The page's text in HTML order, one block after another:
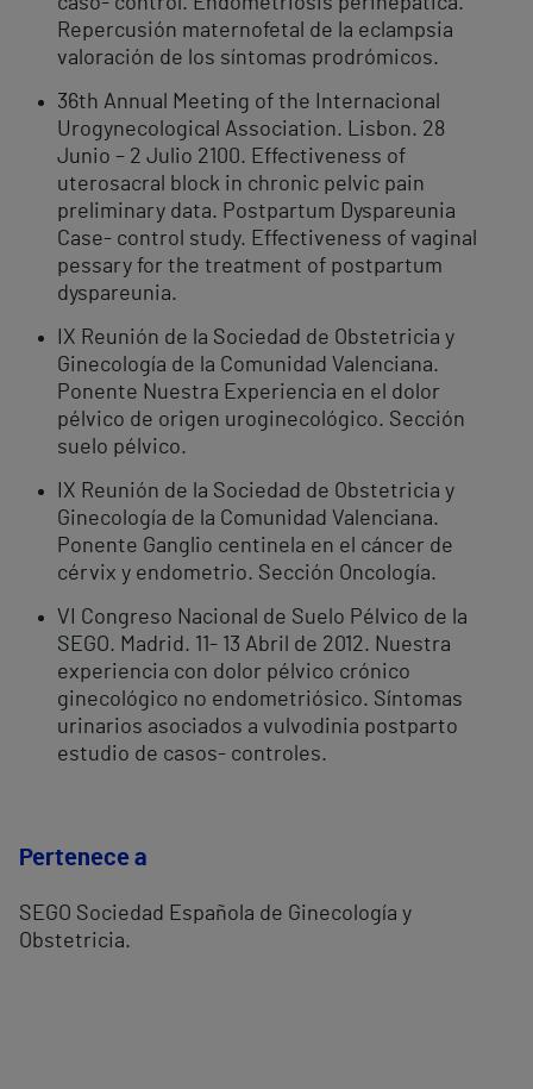
Repercusión maternofetal de la eclampsia
valoración de los síntomas prodrómicos.
36th Annual Meeting of the Internacional
Urogynecological Association. Lisbon. 28
Junio – 2 Julio 2100. Effectiveness of
uterosacral block in chronic pelvic pain
preliminary data. Postpartum Dyspareunia
Case- control study. Effectiveness of vaginal
pessary for the treatment of postpartum
dyspareunia.
IX Reunión de la Sociedad de Obstetricia y
Ginecología de la Comunidad Valenciana.
Ponente Nuestra Experiencia en el dolor
pélvico de origen uroginecológico. Sección
suelo pélvico.
IX Reunión de la Sociedad de Obstetricia y
Ginecología de la Comunidad Valenciana.
Ponente Ganglio centinela en el cáncer de
cérvix y endometrio. Sección Oncología.
VI Congreso Nacional de Suelo Pélvico de la
SEGO. Madrid. 11- 13 Abril de 2012. Nuestra
experiencia con dolor pélvico crónico
ginecológico no endometriósico. Síntomas
urinarios asociados a vulvodinia postparto
estudio de casos- controles.
Pertenece a
SEGO Sociedad Española de Ginecología y
Obstetricia.